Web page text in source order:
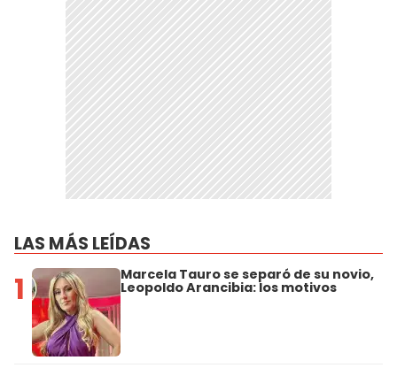
LAS MÁS LEÍDAS
1 Marcela Tauro se separó de su novio,
Leopoldo Arancibia: los motivos